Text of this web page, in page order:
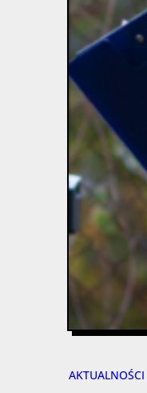
AKTUALNOŚCI